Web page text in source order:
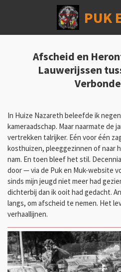
hoofdinhoud
PUK
Afscheid en
Lauwerijssen
In Huize Nazareth beleefde ik
kameraadschap. Maar naarmate de
vertrekken talrijker. Eén voor één
kosthuizen, pleeggezinnen of naar
nam. En toen bleef het stil.
door — via de Puk en Muk-website
sinds mijn jeugd niet meer had
dichterbij dan ik ooit had gedacht.
langs, om afscheid te nemen. Het
verhaallijnen.